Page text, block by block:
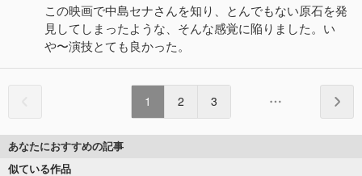
この映画で中島セナさんを知り、とんでもない原石を発
見してしまったような、そんな感覚に陥りました。い
や〜演技とても良かった。
1 2 3
あなたにおすすめの記事
似ている作品